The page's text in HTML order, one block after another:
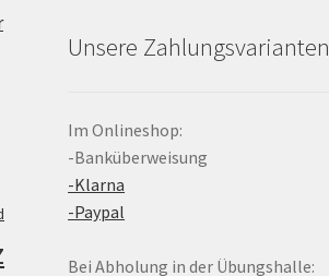
Unsere Zahlungsvarianten
Im Onlineshop:
-Banküberweisung
-Klarna
-Paypal
Bei Abholung in der Übungshalle: